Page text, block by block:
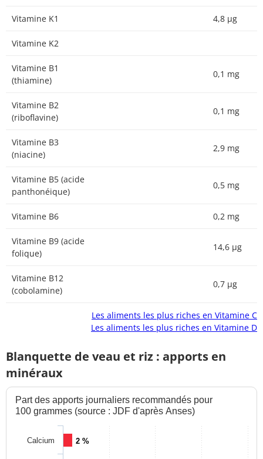
Vitamine K1 4,8 µg
Vitamine K2
Vitamine B1
(thiamine)
0,1 mg
Vitamine B2
(riboflavine)
0,1 mg
Vitamine B3
(niacine)
2,9 mg
Vitamine B5 (acide
panthonéique)
0,5 mg
Vitamine B6 0,2 mg
Vitamine B9 (acide
folique)
14,6 µg
Vitamine B12
(cobolamine)
0,7 µg
Les aliments les plus riches en Vitamine C
Les aliments les plus riches en Vitamine D
Blanquette de veau et riz : apports en
minéraux
Part des apports journaliers recommandés pour
100 grammes (source : JDF d'après Anses)
2 %
Calcium